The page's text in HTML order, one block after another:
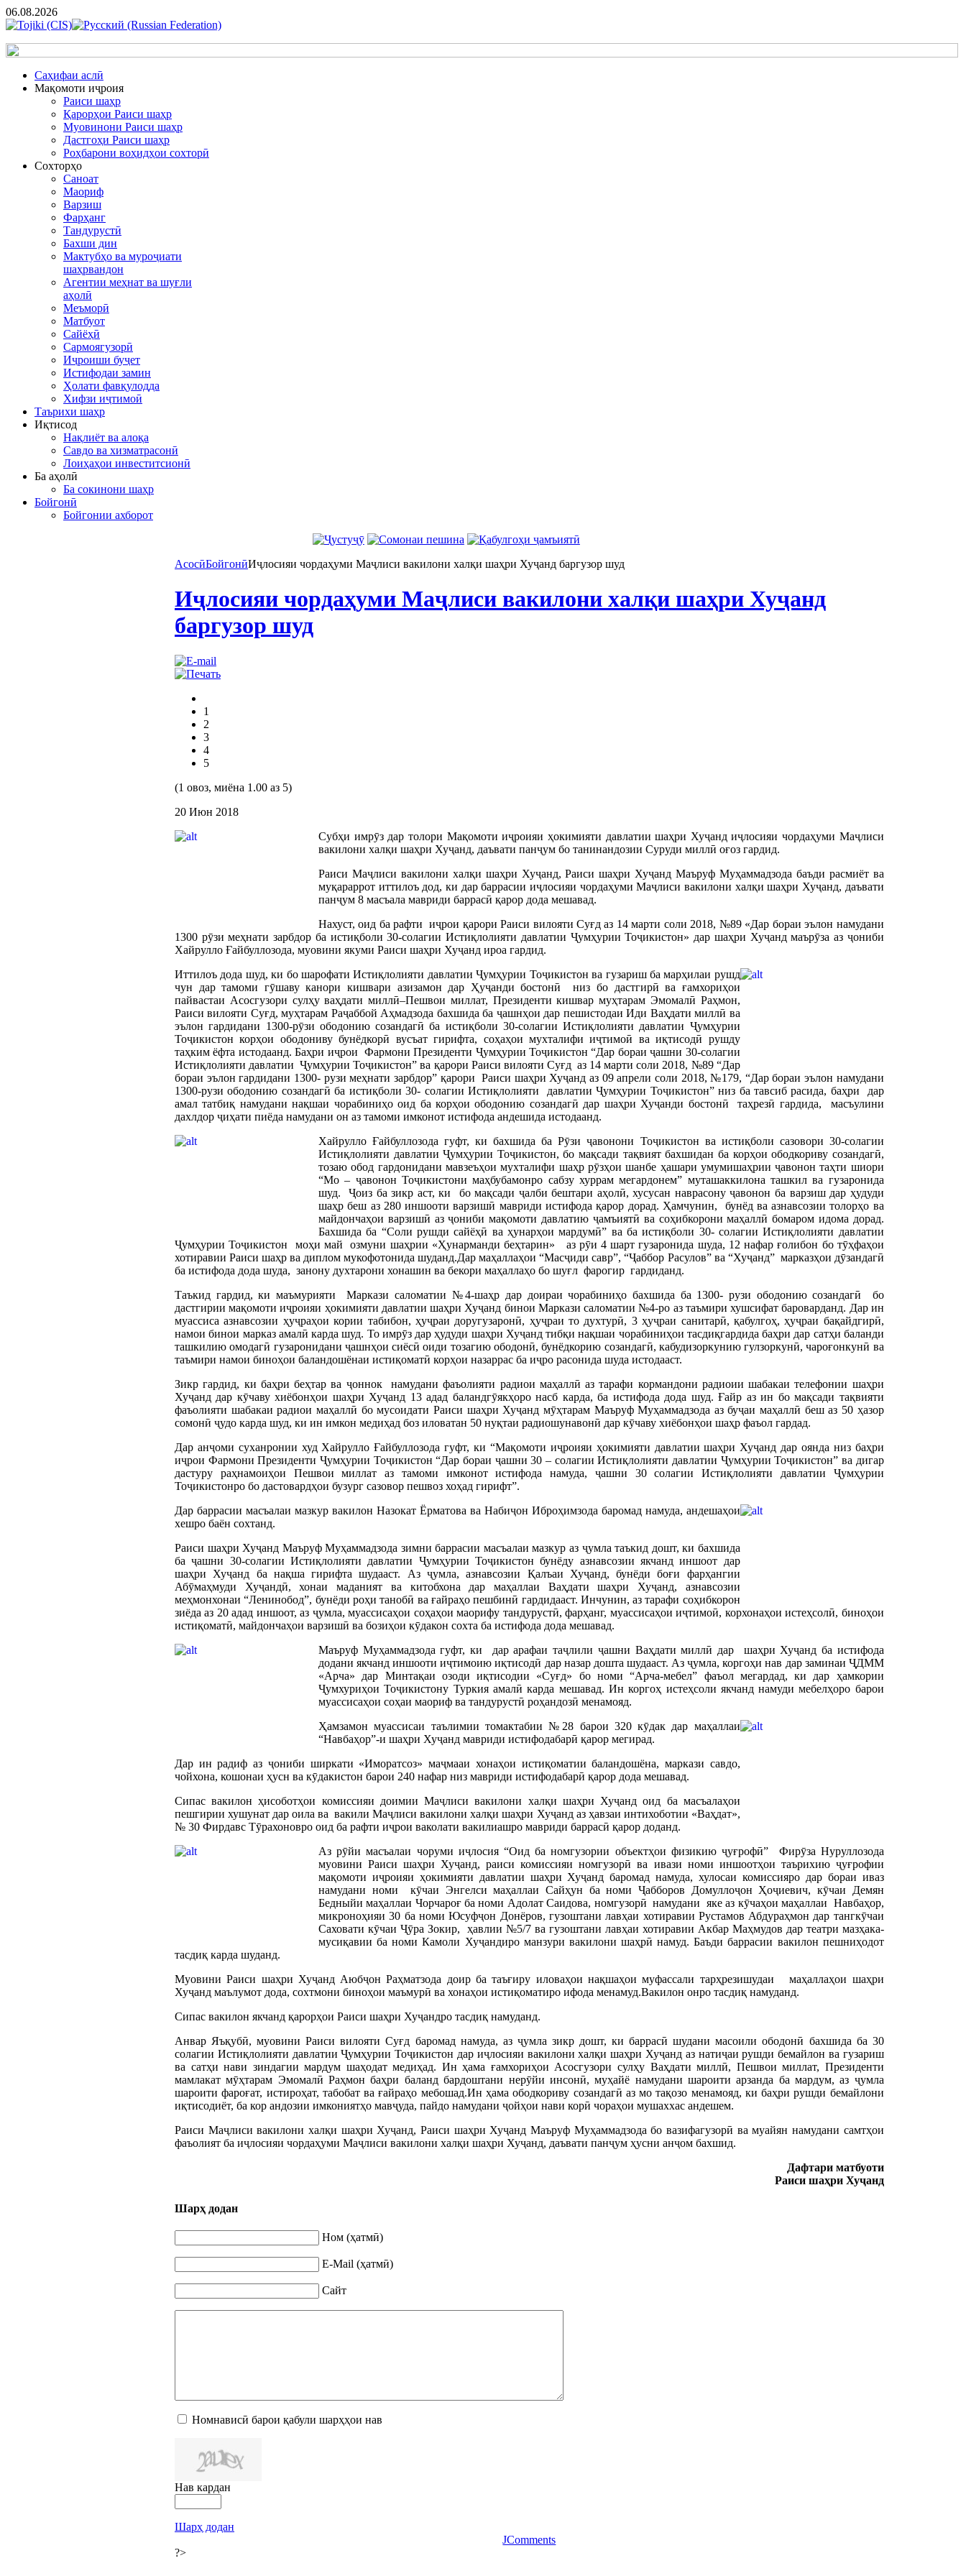
06.08.2026
Cаҳифаи аслӣ
Мақомоти иҷроия
Раиси шаҳр
Қарорҳои Раиси шаҳр
Муовинони Раиси шаҳр
Дастгоҳи Раиси шаҳр
Роҳбарони воҳидҳои сохторӣ
Сохторҳо
Саноат
Маориф
Варзиш
Фарҳанг
Тандурустӣ
Бахши дин
Мактубҳо ва муроҷиати
шаҳрвандон
Агентии меҳнат ва шуғли
аҳолӣ
Меъморӣ
Матбуот
Сайёҳӣ
Сармоягузорӣ
Иҷроиши буҷет
Истифодаи замин
Ҳолати фавқулодда
Хифзи иҷтимоӣ
Таърихи шаҳр
Иқтисод
Нақлиёт ва алоқа
Савдо ва хизматрасонӣ
Лоиҳаҳои инвеститсионӣ
Ба аҳолӣ
Ба сокинони шаҳр
Бойгонӣ
Бойгонии ахборот
АсосӣБойгонӣИҷлосияи чордаҳуми Маҷлиси вакилони халқи шаҳри Хуҷанд баргузор шуд
Иҷлосияи чордаҳуми Маҷлиси вакилони халқи шаҳри Хуҷанд
баргузор шуд
1
2
3
4
5
(1 овоз, миёна 1.00 аз 5)
20 Июн 2018
Субҳи имрӯз дар толори Мақомоти иҷроияи ҳокимияти давлатии шаҳри Хуҷанд иҷлосияи чордаҳуми Маҷлиси
вакилони халқи шаҳри Хуҷанд, даъвати панҷум бо танинандозии Суруди миллӣ оғоз гардид.
Раиси Маҷлиси вакилони халқи шаҳри Хуҷанд, Раиси шаҳри Хуҷанд Маъруф Муҳаммадзода баъди расмиёт ва
муқараррот иттилоъ дод, ки дар баррасии иҷлосияи чордаҳуми Маҷлиси вакилони халқи шаҳри Хуҷанд, даъвати
панҷум 8 масъала мавриди баррасӣ қарор дода мешавад.
Нахуст, оид ба рафти иҷрои қарори Раиси вилояти Суғд аз 14 марти соли 2018, №89 «Дар бораи эълон намудани
1300 рӯзи меҳнати зарбдор ба истиқболи 30-солагии Истиқлолияти давлатии Ҷумҳурии Тоҷикистон» дар шаҳри Хуҷанд маърӯза аз ҷониби
Хайрулло Ғайбуллозода, муовини якуми Раиси шаҳри Хуҷанд ироа гардид.
Иттилоъ дода шуд, ки бо шарофати Истиқлолияти давлатии Ҷумҳурии Тоҷикистон ва гузариш ба марҳилаи рушд
чун дар тамоми гӯшаву канори кишвари азизамон дар Ҳуҷанди бостонӣ низ бо дастгирӣ ва ғамхориҳои
пайвастаи Асосгузори сулҳу ваҳдати миллӣ–Пешвои миллат, Президенти кишвар муҳтарам Эмомалӣ Раҳмон,
Раиси вилояти Суғд, муҳтарам Раҷаббой Аҳмадзода бахшида ба ҷашнҳои дар пешистодаи Иди Ваҳдати миллӣ ва
эълон гардидани 1300-рӯзи ободонию созандагӣ ба истиқболи 30-солагии Истиқлолияти давлатии Ҷумҳурии
Тоҷикистон корҳои ободониву бунёдкорӣ вусъат гирифта, соҳаҳои мухталифи иҷтимоӣ ва иқтисодӣ рушду
таҳким ёфта истодаанд. Баҳри иҷрои Фармони Президенти Ҷумҳурии Тоҷикистон “Дар бораи ҷашни 30-солагии
Истиқлолияти давлатии Ҷумҳурии Тоҷикистон” ва қарори Раиси вилояти Суғд аз 14 марти соли 2018, №89 “Дар
бораи эълон гардидани 1300- рузи меҳнати зарбдор” қарори Раиси шаҳри Хуҷанд аз 09 апрели соли 2018, №179, “Дар бораи эълон намудани
1300-рузи ободонию созандагӣ ба истиқболи 30- солагии Истиқлолияти давлатии Ҷумҳурии Тоҷикистон” низ ба тавсиб расида, баҳри дар
амал татбиқ намудани нақшаи чорабиниҳо оид ба корҳои ободонию созандагӣ дар шаҳри Хуҷанди бостонӣ таҳрезӣ гардида, масъулини
дахлдор ҷиҳати пиёда намудани он аз тамоми имконот истифода андешида истодаанд.
Хайрулло Ғайбуллозода гуфт, ки бахшида ба Рӯзи ҷавонони Тоҷикистон ва истиқболи сазовори 30-солагии
Истиқлолияти давлатии Ҷумҳурии Тоҷикистон, бо мақсади тақвият бахшидан ба корҳои ободкориву созандагӣ,
тозаю обод гардонидани мавзеъҳои мухталифи шаҳр рӯзҳои шанбе ҳашари умумишаҳрии ҷавонон таҳти шиори
“Мо – ҷавонон Тоҷикистони маҳбубамонро сабзу хуррам мегардонем” муташаккилона ташкил ва гузаронида
шуд. Ҷоиз ба зикр аст, ки бо мақсади ҷалби бештари аҳолӣ, хусусан наврасону ҷавонон ба варзиш дар ҳудуди
шаҳр беш аз 280 иншооти варзишӣ мавриди истифода қарор дорад. Ҳамчунин, бунёд ва азнавсозии толорҳо ва
майдончаҳои варзишӣ аз ҷониби мақомоти давлатию ҷамъиятӣ ва соҳибкорони маҳаллӣ бомаром идома дорад.
Бахшида ба “Соли рушди сайёҳӣ ва ҳунарҳои мардумӣ” ва ба истиқболи 30- солагии Истиқлолияти давлатии
Ҷумҳурии Тоҷикистон моҳи май озмуни шаҳрии «Ҳунарманди беҳтарин» аз рӯи 4 шарт гузаронида шуда, 12 нафар ғолибон бо тӯҳфаҳои
хотиравии Раиси шаҳр ва диплом мукофотонида шуданд.Дар маҳаллаҳои “Масҷиди савр”, “Ҷаббор Расулов” ва “Хуҷанд” марказҳои дӯзандагӣ
ба истифода дода шуда, занону духтарони хонашин ва бекори маҳаллаҳо бо шуғл фарогир гардиданд.
Таъкид гардид, ки маъмурияти Маркази саломатии №4-шаҳр дар доираи чорабиниҳо бахшида ба 1300- рузи ободонию созандагӣ бо
дастгирии мақомоти иҷроияи ҳокимияти давлатии шаҳри Хуҷанд бинои Маркази саломатии №4-ро аз таъмири хушсифат бароварданд. Дар ин
муассиса азнавсозии ҳуҷраҳои кории табибон, ҳуҷраи доругузаронӣ, ҳуҷраи то духтурӣ, 3 ҳуҷраи санитарӣ, қабулгоҳ, ҳуҷраи бақайдгирӣ,
намои бинои марказ амалӣ карда шуд. То имрӯз дар ҳудуди шаҳри Хуҷанд тибқи нақшаи чорабиниҳои тасдиқгардида баҳри дар сатҳи баланди
ташкилию омодагӣ гузаронидани ҷашнҳои сиёсӣ оиди тозагию ободонӣ, бунёдкорию созандагӣ, кабудизоркунию гулзоркунӣ, чароғонкунӣ ва
таъмири намои биноҳои баландошёнаи истиқоматӣ корҳои назаррас ба иҷро расонида шуда истодааст.
Зикр гардид, ки баҳри беҳтар ва ҷоннок намудани фаъолияти радиои маҳаллӣ аз тарафи кормандони радиоии шабакаи телефонии шаҳри
Хуҷанд дар кӯчаву хиёбонҳои шаҳри Хуҷанд 13 адад баландгӯякҳоро насб карда, ба истифода дода шуд. Ғайр аз ин бо мақсади тақвияти
фаъолияти шабакаи радиои маҳаллӣ бо мусоидати Раиси шаҳри Хуҷанд мӯҳтарам Маъруф Муҳаммадзода аз буҷаи маҳаллӣ беш аз 50 ҳазор
сомонӣ ҷудо карда шуд, ки ин имкон медиҳад боз иловатан 50 нуқтаи радиошунавонӣ дар кӯчаву хиёбонҳои шаҳр фаъол гардад.
Дар анҷоми суханронии худ Хайрулло Ғайбуллозода гуфт, ки “Мақомоти иҷроияи ҳокимияти давлатии шаҳри Хуҷанд дар оянда низ баҳри
иҷрои Фармони Президенти Ҷумҳурии Тоҷикистон “Дар бораи ҷашни 30 – солагии Истиқлолияти давлатии Ҷумҳурии Тоҷикистон” ва дигар
дастуру раҳнамоиҳои Пешвои миллат аз тамоми имконот истифода намуда, ҷашни 30 солагии Истиқлолияти давлатии Ҷумҳурии
Тоҷикистонро бо дастовардҳои бузург сазовор пешвоз хоҳад гирифт”.
Дар баррасии масъалаи мазкур вакилон Назокат Ёрматова ва Набиҷон Иброҳимзода баромад намуда, андешаҳои
хешро баён сохтанд.
Раиси шаҳри Хуҷанд Маъруф Муҳаммадзода зимни баррасии масъалаи мазкур аз ҷумла таъкид дошт, ки бахшида
ба ҷашни 30-солагии Истиқлолияти давлатии Ҷумҳурии Тоҷикистон бунёду азнавсозии якчанд иншоот дар
шаҳри Хуҷанд ба нақша гирифта шудааст. Аз ҷумла, азнавсозии Қалъаи Хуҷанд, бунёди боғи фарҳангии
Абӯмаҳмуди Хуҷандӣ, хонаи маданият ва китобхона дар маҳаллаи Ваҳдати шаҳри Хуҷанд, азнавсозии
меҳмонхонаи “Ленинобод”, бунёди роҳи танобӣ ва ғайраҳо пешбинӣ гардидааст. Инчунин, аз тарафи соҳибкорон
зиёда аз 20 адад иншоот, аз ҷумла, муассисаҳои соҳаҳои маорифу тандурустӣ, фарҳанг, муассисаҳои иҷтимоӣ, корхонаҳои истеҳсолӣ, биноҳои
истиқоматӣ, майдончаҳои варзишӣ ва бозиҳои кӯдакон сохта ба истифода дода мешавад.
Маъруф Муҳаммадзода гуфт, ки дар арафаи таҷлили ҷашни Ваҳдати миллӣ дар шаҳри Хуҷанд ба истифода
додани якчанд иншооти иҷтимоию иқтисодӣ дар назар дошта шудааст. Аз ҷумла, коргоҳи нав дар заминаи ҶДММ
«Арча» дар Минтақаи озоди иқтисодии «Суғд» бо номи “Арча-мебел” фаъол мегардад, ки дар ҳамкории
Ҷумхуриҳои Тоҷикистону Туркия амалӣ карда мешавад. Ин коргоҳ истеҳсоли якчанд намуди мебелҳоро барои
муассисаҳои соҳаи маориф ва тандурустӣ роҳандозӣ менамояд.
Ҳамзамон муассисаи таълимии томактабии №28 барои 320 кӯдак дар маҳаллаи
“Навбаҳор”-и шаҳри Хуҷанд мавриди истифодабарӣ қарор мегирад.
Дар ин радиф аз ҷониби ширкати «Иморатсоз» маҷмааи хонаҳои истиқоматии баландошёна, маркази савдо,
чойхона, кошонаи ҳусн ва кӯдакистон барои 240 нафар низ мавриди истифодабарӣ қарор дода мешавад.
Сипас вакилон ҳисоботҳои комиссияи доимии Маҷлиси вакилони халқи шаҳри Хуҷанд оид ба масъалаҳои
пешгирии хушунат дар оила ва вакили Маҷлиси вакилони халқи шаҳри Хуҷанд аз ҳавзаи интихоботии «Ваҳдат»,
№ 30 Фирдавс Тӯрахоновро оид ба рафти иҷрои ваколати вакилиашро мавриди баррасӣ қарор доданд.
Аз рӯйи масъалаи чоруми иҷлосия “Оид ба номгузории объектҳои физикию ҷуғрофӣ” Фирӯза Нуруллозода
муовини Раиси шаҳри Хуҷанд, раиси комиссияи номгузорӣ ва ивази номи иншоотҳои таърихию ҷуғрофии
мақомоти иҷроияи ҳокимияти давлатии шаҳри Хуҷанд баромад намуда, хулосаи комиссияро дар бораи иваз
намудани номи кӯчаи Энгелси маҳаллаи Сайҳун ба номи Ҷабборов Домуллоҷон Ҳоҷиевич, кӯчаи Демян
Бедныйи маҳаллаи Чорчароғ ба номи Адолат Саидова, номгузорӣ намудани яке аз кӯчаҳои маҳаллаи Навбаҳор,
микроноҳияи 30 ба номи Юсуфҷон Донёров, гузоштани лавҳаи хотиравии Рустамов Абдураҳмон дар тангкӯчаи
Саховати кӯчаи Ҷӯра Зокир, ҳавлии №5/7 ва гузоштани лавҳаи хотиравии Акбар Маҳмудов дар театри мазҳака-
мусиқавии ба номи Камоли Хуҷандиро манзури вакилони шаҳрӣ намуд. Баъди баррасии вакилон пешниҳодот
тасдиқ карда шуданд.
Муовини Раиси шаҳри Хуҷанд Аюбҷон Раҳматзода доир ба таъғиру иловаҳои нақшаҳои муфассали тарҳрезишудаи маҳаллаҳои шаҳри
Хуҷанд маълумот дода, сохтмони биноҳои маъмурӣ ва хонаҳои истиқоматиро ифода менамуд.Вакилон онро тасдиқ намуданд.
Сипас вакилон якчанд қарорҳои Раиси шаҳри Хуҷандро тасдиқ намуданд.
Анвар Яъқубӣ, муовини Раиси вилояти Суғд баромад намуда, аз ҷумла зикр дошт, ки баррасӣ шудани масоили ободонӣ бахшида ба 30
солагии Истиқлолияти давлатии Ҷумҳурии Тоҷикистон дар иҷлосияи вакилони халқи шаҳри Хуҷанд аз натиҷаи рушди бемайлон ва гузариш
ва сатҳи нави зиндагии мардум шаҳодат медиҳад. Ин ҳама ғамхориҳои Асосгузори сулҳу Ваҳдати миллӣ, Пешвои миллат, Президенти
мамлакат мӯҳтарам Эмомалӣ Раҳмон баҳри баланд бардоштани нерӯйи инсонӣ, муҳайё намудани шароити арзанда ба мардум, аз ҷумла
шароити фароғат, истироҳат, табобат ва ғайраҳо мебошад.Ин ҳама ободкориву созандагӣ аз мо тақозо менамояд, ки баҳри рушди бемайлони
иқтисодиёт, ба кор андозии имкониятҳо мавҷуда, пайдо намудани ҷойҳои нави корӣ чораҳои мушаххас андешем.
Раиси Маҷлиси вакилони халқи шаҳри Хуҷанд, Раиси шаҳри Хуҷанд Маъруф Муҳаммадзода бо вазифагузорӣ ва муайян намудани самтҳои
фаъолият ба иҷлосияи чордаҳуми Маҷлиси вакилони халқи шаҳри Хуҷанд, даъвати панҷум ҳусни анҷом бахшид.
Дафтари матбуоти
Раиси шаҳри Хуҷанд
Шарҳ додан
Ном (ҳатмӣ)
E-Mail (ҳатмӣ)
Сайт
Номнависӣ барои қабули шарҳҳои нав
Нав кардан
Шарҳ додан
JComments
?>